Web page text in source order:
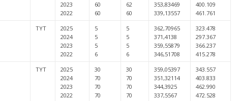
2023
2022
60
60
62
60
353,83469
339,13557
400.109
461.761
TYT
2025
2024
2023
2022
5
5
5
6
5
5
5
6
362,70965
371,4138
359,55879
346,51708
323.478
297.367
366.237
415.278
TYT
2025
2024
2023
2022
30
70
70
70
30
70
70
70
359,05397
351,32114
344,3925
337,5567
343.557
403.833
462.990
472.528